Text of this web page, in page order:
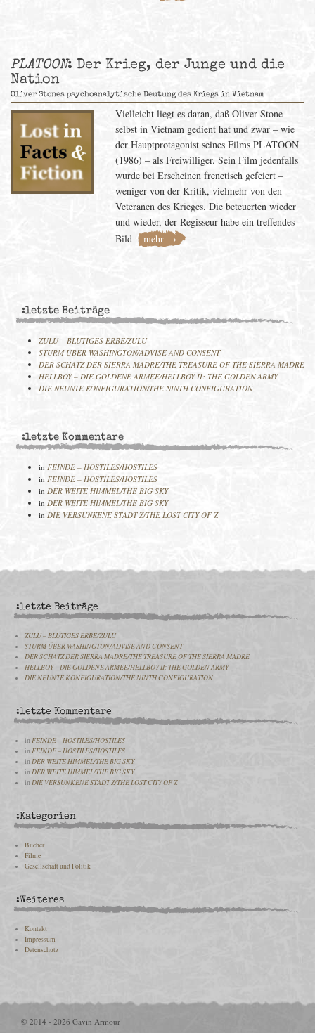
PLATOON: Der Krieg, der Junge und die
Nation
Oliver Stones psychoanalytische Deutung des Kriegs in Vietnam
Vielleicht liegt es daran, daß Oliver Stone
selbst in Vietnam gedient hat und zwar – wie
der Hauptprotagonist seines Films PLATOON
(1986) – als Freiwilliger. Sein Film jedenfalls
wurde bei Erscheinen frenetisch gefeiert –
weniger von der Kritik, vielmehr von den
Veteranen des Krieges. Die beteuerten wieder
und wieder, der Regisseur habe ein treffendes
Bild
mehr →
:letzte Beiträge
ZULU – BLUTIGES ERBE/ZULU
STURM ÜBER WASHINGTON/ADVISE AND CONSENT
DER SCHATZ DER SIERRA MADRE/THE TREASURE OF THE SIERRA MADRE
HELLBOY – DIE GOLDENE ARMEE/HELLBOY II: THE GOLDEN ARMY
DIE NEUNTE KONFIGURATION/THE NINTH CONFIGURATION
:letzte Kommentare
in FEINDE – HOSTILES/HOSTILES
in FEINDE – HOSTILES/HOSTILES
in DER WEITE HIMMEL/THE BIG SKY
in DER WEITE HIMMEL/THE BIG SKY
in DIE VERSUNKENE STADT Z/THE LOST CITY OF Z
:letzte Beiträge
ZULU – BLUTIGES ERBE/ZULU
STURM ÜBER WASHINGTON/ADVISE AND CONSENT
DER SCHATZ DER SIERRA MADRE/THE TREASURE OF THE SIERRA MADRE
HELLBOY – DIE GOLDENE ARMEE/HELLBOY II: THE GOLDEN ARMY
DIE NEUNTE KONFIGURATION/THE NINTH CONFIGURATION
:letzte Kommentare
inFEINDE – HOSTILES/HOSTILES
inFEINDE – HOSTILES/HOSTILES
inDER WEITE HIMMEL/THE BIG SKY
inDER WEITE HIMMEL/THE BIG SKY
inDIE VERSUNKENE STADT Z/THE LOST CITY OF Z
:Kategorien
Bücher
Filme
Gesellschaft und Politik
:Weiteres
Kontakt
Impressum
Datenschutz
© 2014 - 2026 Gavin Armour